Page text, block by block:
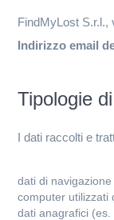
FindMyLost S.r.l.,
Indirizzo email
Tipologie
I dati raccolti e
dati di
computer utilizzati
dati anagrafici